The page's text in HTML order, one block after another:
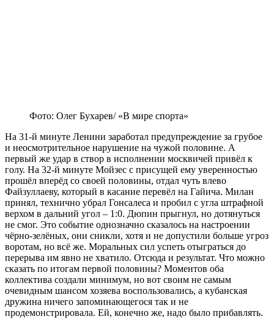
Фото: Олег Бухарев/ «В мире спорта»
На 31-й минуте Ленини заработал предупреждение за грубое
и неосмотрительное нарушение на чужой половине. А
первый же удар в створ в исполнении москвичей привёл к
голу. На 32-й минуте Мойзес с присущей ему уверенностью
прошёл вперёд со своей половины, отдал чуть влево
Файзуллаеву, который в касание перевёл на Гайича. Милан
принял, технично убрал Гонсалеса и пробил с угла штрафной
верхом в дальний угол – 1:0. Дюпин прыгнул, но дотянуться
не смог. Это событие однозначно сказалось на настроении
чёрно-зелёных, они сникли, хотя и не допустили больше угроз
воротам, но всё же. Моральных сил успеть отыграться до
перерыва им явно не хватило. Отсюда и результат. Что можно
сказать по итогам первой половины? Моментов оба
коллектива создали минимум, но вот своим не самым
очевидным шансом хозяева воспользовались, а кубанская
дружина ничего запоминающегося так и не
продемонстрировала. Ей, конечно же, надо было прибавлять.